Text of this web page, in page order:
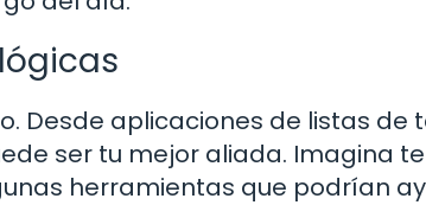
Desde aplicaciones de listas de
ser tu mejor aliada. Imagina
herramientas que podrían